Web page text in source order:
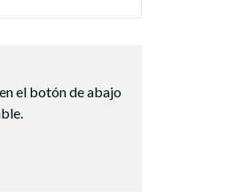
el botón de abajo